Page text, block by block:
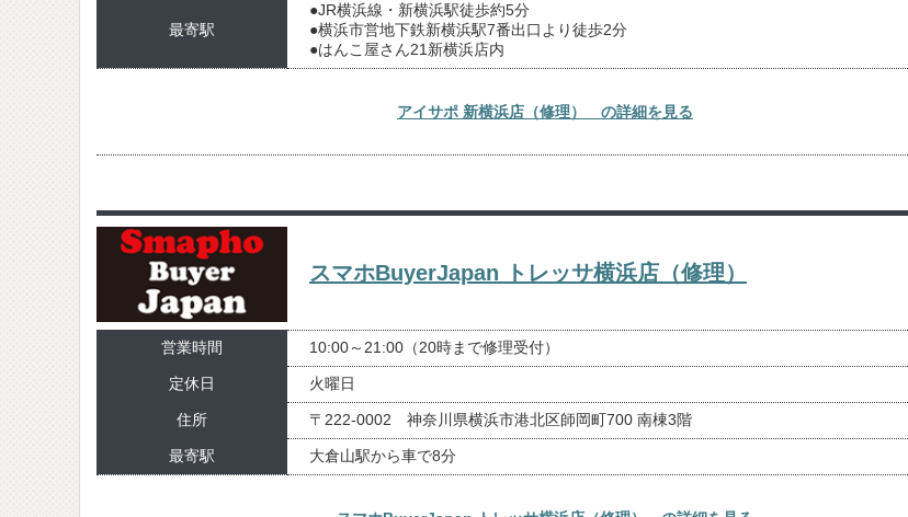
最寄駅
●JR横浜線・新横浜駅徒歩約5分
●横浜市営地下鉄新横浜駅7番出口より徒歩2分
●はんこ屋さん21新横浜店内
アイサポ 新横浜店（修理） の詳細を見る
スマホBuyerJapan トレッサ横浜店（修理）
営業時間 10:00～21:00（20時まで修理受付）
定休日 火曜日
住所 〒222-0002 神奈川県横浜市港北区師岡町700 南棟3階
最寄駅 大倉山駅から車で8分